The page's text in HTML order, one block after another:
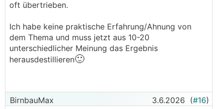
oft übertrieben.
Ich habe keine praktische Erfahrung/Ahnung von
dem Thema und muss jetzt aus 10-20
unterschiedlicher Meinung das Ergebnis
herausdestillieren🙂
BirnbauMax 3.6.2026 (#16)